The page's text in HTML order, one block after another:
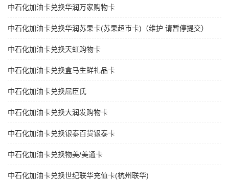
中石化加油卡兑换华润万家购物卡
中石化加油卡兑换华润苏果卡(苏果超市卡)（维护 请暂停提交）
中石化加油卡兑换天虹购物卡
中石化加油卡兑换盒马生鲜礼品卡
中石化加油卡兑换屈臣氏
中石化加油卡兑换大润发购物卡
中石化加油卡兑换银泰百货银泰卡
中石化加油卡兑换物美/美通卡
中石化加油卡兑换世纪联华充值卡(杭州联华)